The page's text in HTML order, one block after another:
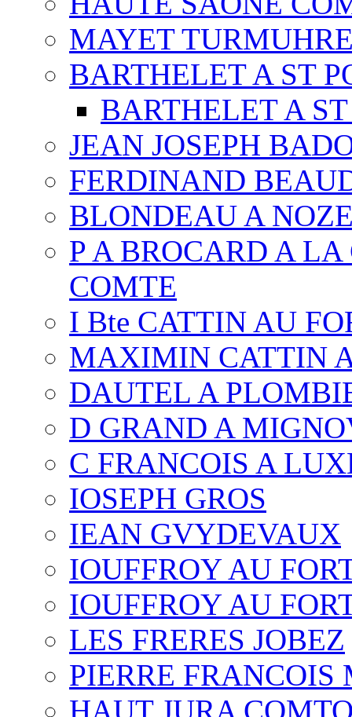
MAYET
BARTHELET A ST
BARTHELET A
JEAN JOSEPH
FERDINAND
BLONDEAU A
P A BROCARD A
COMTE
I Bte CATTIN AU
MAXIMIN CATTIN
DAUTEL A
D GRAND A
C FRANCOIS A
IOSEPH GROS
IEAN GVYDEVAUX
IOUFFROY AU
IOUFFROY AU
LES FRERES JOBEZ
PIERRE
HAUT JURA